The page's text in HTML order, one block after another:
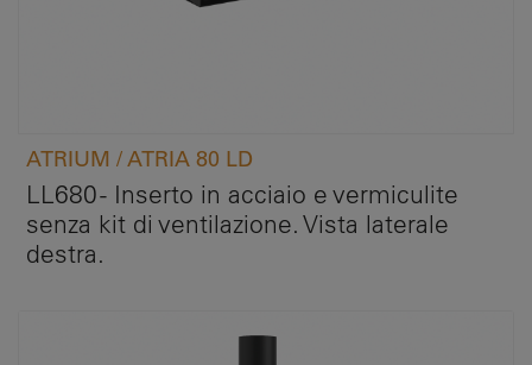
ATRIUM / ATRIA 80 LD
LL680 - Inserto in acciaio e vermiculite
senza kit di ventilazione. Vista laterale
destra.